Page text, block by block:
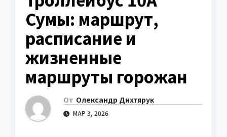
Сумы: маршрут,
расписание и
жизненные
маршруты горожан
От Олександр Дихтярук
МАР 3, 2026